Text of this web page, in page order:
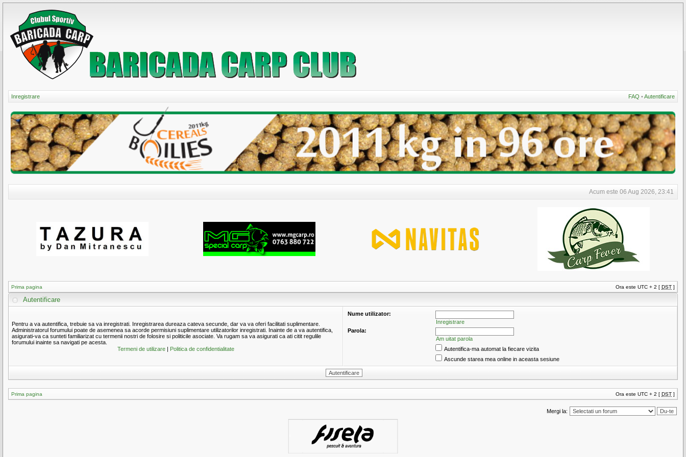
FAQ •Autentificare
Inregistrare
Acum este 06 Aug 2026, 23:41
Prima pagina Ora este UTC + 2 [ DST ]
Autentificare
Pentru a va autentifica, trebuie sa va inregistrati. Inregistrarea dureaza cateva secunde, dar va va oferi facilitati suplimentare.
Administratorul forumului poate de asemenea sa acorde permisiuni suplimentare utilizatorilor inregistrati. Inainte de a va autentifica,
asigurati-va ca sunteti familiarizat cu termenii nostri de folosire si politicile asociate. Va rugam sa va asigurati ca ati citit regulile
forumului inainte sa navigati pe acesta.
Termeni de utilizare | Politica de confidentialitate
Nume utilizator:
Inregistrare
Parola:
Am uitat parola
Autentifica-ma automat la fiecare vizita
Ascunde starea mea online in aceasta sesiune
Prima pagina Ora este UTC + 2 [ DST ]
Mergi la: